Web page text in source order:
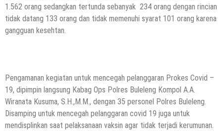
1.562 orang sedangkan tertunda sebanyak 234 orang dengan rincian
tidak datang 133 orang dan tidak memenuhi syarat 101 orang karena
gangguan kesehtan.
Pengamanan kegiatan untuk mencegah pelanggaran Prokes Covid –
19, dipimpin langsung Kabag Ops Polres Buleleng Kompol A.A.
Wiranata Kusuma, S.H.,M.M., dengan 35 personel Polres Buleleng.
Disamping untuk mencegah pelanggaran covid 19 juga untuk
mendisplinkan saat pelaksanaan vaksin agar tidak terjadi kerumunan.